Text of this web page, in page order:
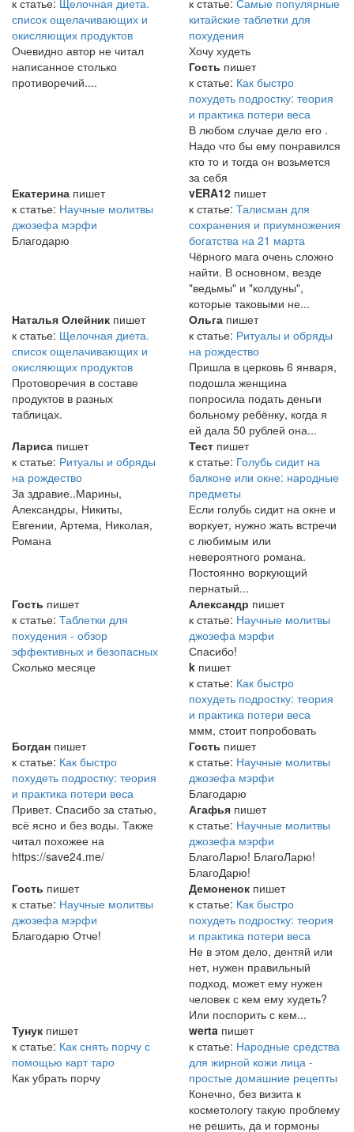
к статье: Щелочная диета.
список ощелачивающих и
окисляющих продуктов
Очевидно автор не читал
написанное столько
противоречий....
к статье: Самые популярные
китайские таблетки для
похудения
Хочу худеть
Гость пишет
к статье: Как быстро
похудеть подростку: теория
и практика потери веса
В любом случае дело его .
Надо что бы ему понравился
кто то и тогда он возьмется
за себя
Екатерина пишет
к статье: Научные молитвы
джозефа мэрфи
Благодарю
vERA12 пишет
к статье: Талисман для
сохранения и приумножения
богатства на 21 марта
Чёрного мага очень сложно
найти. В основном, везде
"ведьмы" и "колдуны",
которые таковыми не...
Наталья Олейник пишет
к статье: Щелочная диета.
список ощелачивающих и
окисляющих продуктов
Протоворечия в составе
продуктов в разных
таблицах.
Ольга пишет
к статье: Ритуалы и обряды
на рождество
Пришла в церковь 6 января,
подошла женщина
попросила подать деньги
больному ребёнку, когда я
ей дала 50 рублей она...
Лариса пишет
к статье: Ритуалы и обряды
на рождество
За здравие..Марины,
Александры, Никиты,
Евгении, Артема, Николая,
Романа
Тест пишет
к статье: Голубь сидит на
балконе или окне: народные
предметы
Если голубь сидит на окне и
воркует, нужно жать встречи
с любимым или
невероятного романа.
Постоянно воркующий
пернатый...
Гость пишет
к статье: Таблетки для
похудения - обзор
эффективных и безопасных
Сколько месяце
Александр пишет
к статье: Научные молитвы
джозефа мэрфи
Спасибо!
k пишет
к статье: Как быстро
похудеть подростку: теория
и практика потери веса
ммм, стоит попробовать
Богдан пишет
к статье: Как быстро
похудеть подростку: теория
и практика потери веса
Привет. Спасибо за статью,
всё ясно и без воды. Также
читал похожее на
https://save24.me/
Гость пишет
к статье: Научные молитвы
джозефа мэрфи
Благодарю
Агафья пишет
к статье: Научные молитвы
джозефа мэрфи
БлагоЛарю! БлагоЛарю!
БлагоДарю!
Гость пишет
к статье: Научные молитвы
джозефа мэрфи
Благодарю Отче!
Демоненок пишет
к статье: Как быстро
похудеть подростку: теория
и практика потери веса
Не в этом дело, дентяй или
нет, нужен правильный
подход, может ему нужен
человек с кем ему худеть?
Или поспорить с кем...
Тунук пишет
к статье: Как снять порчу с
помощью карт таро
Как убрать порчу
werta пишет
к статье: Народные средства
для жирной кожи лица -
простые домашние рецепты
Конечно, без визита к
косметологу такую проблему
не решить, да и гормоны